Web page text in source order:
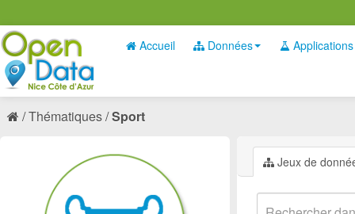
Accueil Données Applications
Thématiques Sport
Jeux de